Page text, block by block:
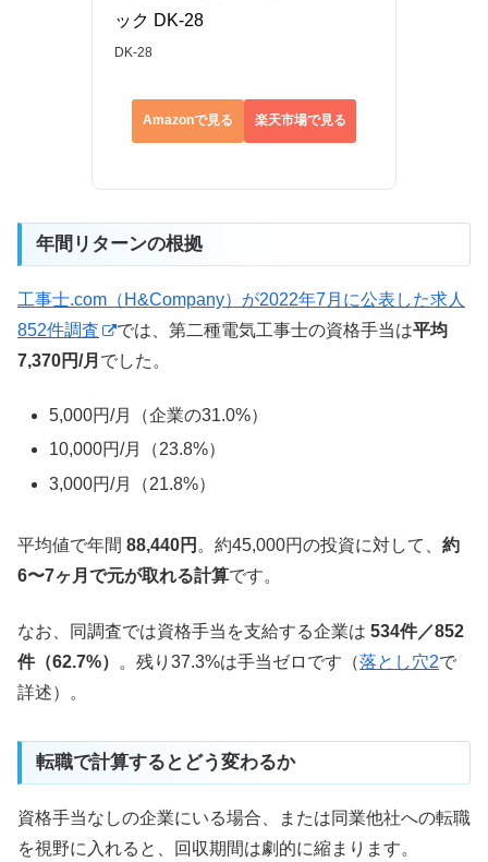
ック DK-28
DK-28
Amazonで見る 楽天市場で見る
年間リターンの根拠
工事士.com（H&Company）が2022年7月に公表した求人
852件調査
では、第二種電気工事士の資格手当は平均
7,370円/月 でした。
5,000円/月（企業の31.0%）
10,000円/月（23.8%）
3,000円/月（21.8%）
平均値で年間 88,440円 。約45,000円の投資に対して、 約
6〜7ヶ月で元が取れる計算です。
なお、同調査では資格手当を支給する企業は 534件／852
件（62.7%）
。残り37.3%は手当ゼロです（落とし穴2で
詳述）。
転職で計算するとどう変わるか
資格手当なしの企業にいる場合、または同業他社への転職
を視野に入れると、回収期間は劇的に縮まります。